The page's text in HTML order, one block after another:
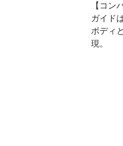
【コン
ガイド
ボディ
現。